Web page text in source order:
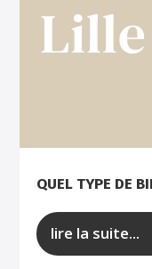
QUEL TYPE DE
lire la suite...